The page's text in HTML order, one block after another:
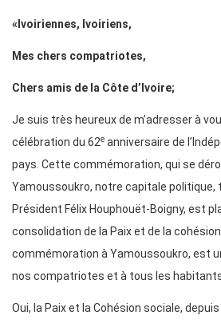
«Ivoiriennes, Ivoiriens,
Mes chers compatriotes,
Chers amis de la Côte d’Ivoire;
Je suis très heureux de m’adresser à
célébration du 62e anniversaire de
pays. Cette commémoration, qui se
Yamoussoukro, notre capitale politique,
Président Félix Houphouët-Boigny, est
consolidation de la Paix et de la
commémoration à Yamoussoukro, est
nos compatriotes et à tous les
Oui, la Paix et la Cohésion sociale,